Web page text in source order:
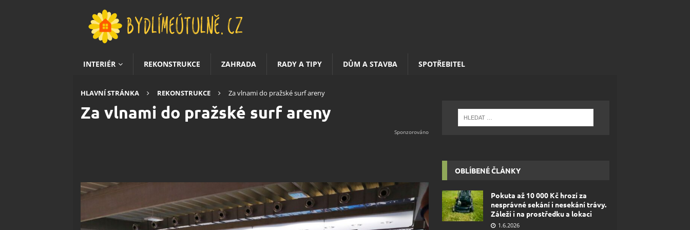
INTERIÉR REKONSTRUKCE ZAHRADA RADY A TIPY DŮM A STAVBA SPOTŘEBITEL
HLAVNÍ STRÁNKA REKONSTRUKCE Za vlnami do pražské surf areny
Za vlnami do pražské surf areny
OBLÍBENÉ ČLÁNKY
Pokuta až 10 000 Kč hrozí za
nesprávné sekání i nesekání trávy.
Záleží i na prostředku a lokaci
1.6.2026